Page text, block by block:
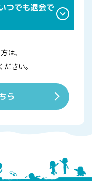
つでも退会で
は、
さい。
ら